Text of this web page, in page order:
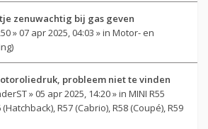
zenuwachtig bij gas geven
» 07 apr 2025, 04:03 » in Motor- en
probleem niet te vinden
» 05 apr 2025, 14:20 » in MINI R55
R57 (Cabrio), R58 (Coupé), R59